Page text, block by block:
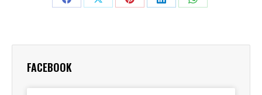
PartagerPartagerPartagerPartagerPartager
FACEBOOK